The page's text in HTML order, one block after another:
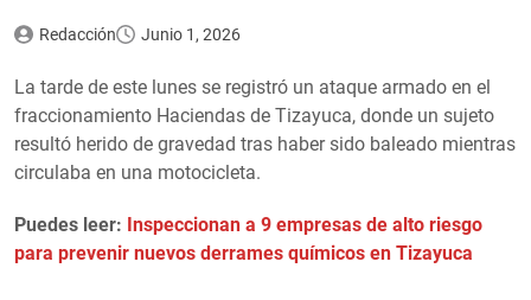
Redacción Junio 1, 2026
La tarde de este lunes se registró un ataque armado en el
fraccionamiento Haciendas de Tizayuca, donde un sujeto
resultó herido de gravedad tras haber sido baleado mientras
circulaba en una motocicleta.
Puedes leer: Inspeccionan a 9 empresas de alto riesgo
para prevenir nuevos derrames químicos en Tizayuca